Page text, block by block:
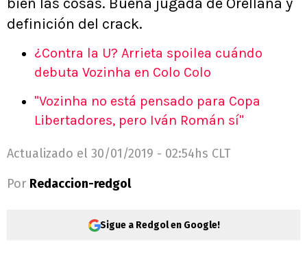
definición del crack.
¿Contra la U? Arrieta spoilea cuándo
debuta Vozinha en Colo Colo
"Vozinha no está pensado para Copa
Libertadores, pero Iván Román sí"
Actualizado el 30/01/2019 - 02:54hs CLT
Por Redaccion-redgol
Sigue a Redgol en Google!